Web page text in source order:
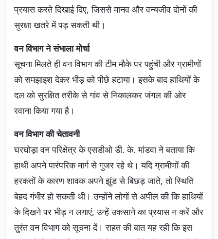
प्रयास करते दिखाई दिए, जिससे मानव और वन्यजीव दोनों की
सुरक्षा खतरे में पड़ सकती थी।
वन विभाग ने संभाला मोर्चा
सूचना मिलते ही वन विभाग की टीम मौके पर पहुंची और ग्रामीणों
को समझाइश देकर भीड़ को पीछे हटाया। इसके बाद हाथियों के
दल को सुरक्षित तरीके से गांव से निकालकर जंगल की ओर
रवाना किया गया है।
वन विभाग की चेतावनी
घरघोड़ा वन परिक्षेत्र के एसडीओ डी. के. मांडवा ने बताया कि
हाथी अपने पारंपरिक मार्ग से गुजर रहे थे। यदि ग्रामीणों की
हरकतों के कारण शावक अपने झुंड से बिछड़ जाते, तो स्थिति
बेहद गंभीर हो सकती थी। उन्होंने लोगों से अपील की कि हाथियों
के दिखने पर भीड़ न लगाएं, उन्हें उकसाने का प्रयास न करें और
तुरंत वन विभाग को सूचना दें। राहत की बात यह रही कि इस